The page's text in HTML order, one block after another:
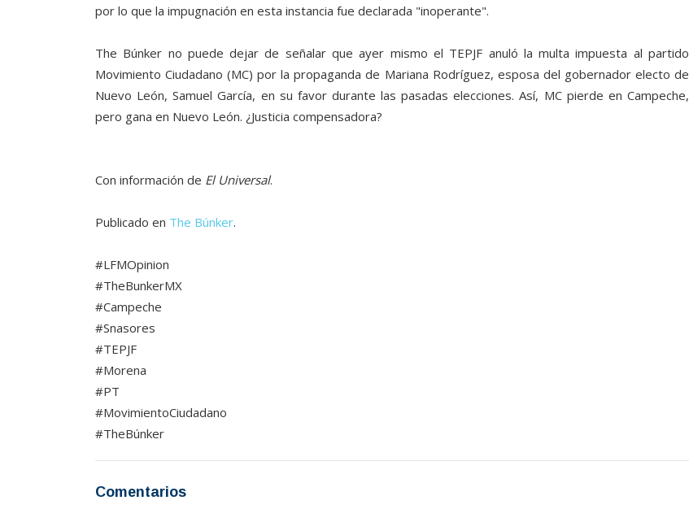
por lo que la impugnación en esta instancia fue declarada "inoperante".
The Búnker no puede dejar de señalar que ayer mismo el TEPJF anuló la multa impuesta al partido
Movimiento Ciudadano (MC) por la propaganda de Mariana Rodríguez, esposa del gobernador electo de
Nuevo León, Samuel García, en su favor durante las pasadas elecciones. Así, MC pierde en Campeche,
pero gana en Nuevo León. ¿Justicia compensadora?
Con información de El Universal.
Publicado en The Búnker.
#LFMOpinion
#TheBunkerMX
#Campeche
#Snasores
#TEPJF
#Morena
#PT
#MovimientoCiudadano
#TheBúnker
Comentarios